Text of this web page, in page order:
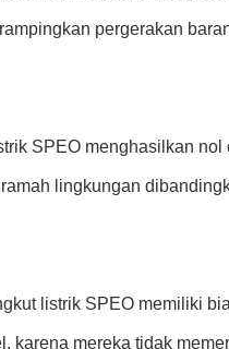
pergerakan
SPEO menghasilkan
lingkungan
listrik SPEO memiliki
karena mereka tidak